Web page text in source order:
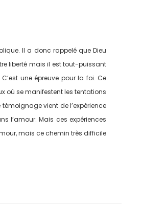
Il a donc rappelé que Dieu
liberté mais il est tout-puissant
une épreuve pour la foi. Ce
où se manifestent les tentations
vient de l’expérience
l’amour. Mais ces expériences
mais ce chemin très difficile